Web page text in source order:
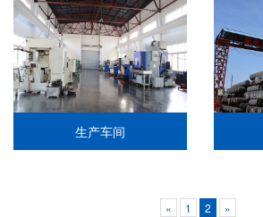
生产车间
« 1 2 »